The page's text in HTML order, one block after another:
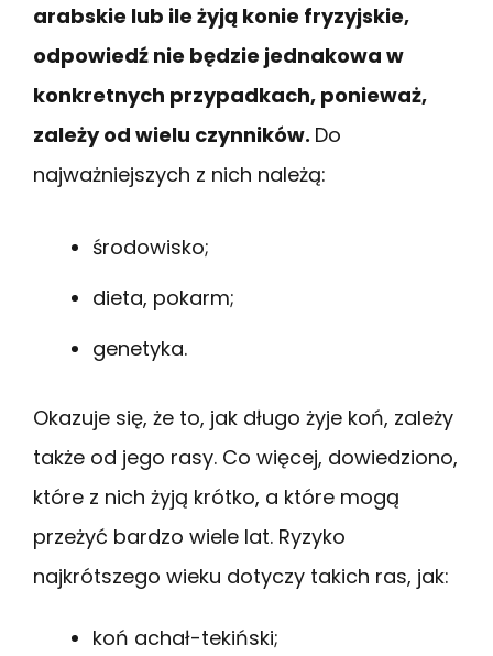
arabskie lub ile żyją konie fryzyjskie,
odpowiedź nie będzie jednakowa w
konkretnych przypadkach, ponieważ,
zależy od wielu czynników. Do
najważniejszych z nich należą:
środowisko;
dieta, pokarm;
genetyka.
Okazuje się, że to, jak długo żyje koń, zależy
także od jego rasy. Co więcej, dowiedziono,
które z nich żyją krótko, a które mogą
przeżyć bardzo wiele lat. Ryzyko
najkrótszego wieku dotyczy takich ras, jak:
koń achał-tekiński;